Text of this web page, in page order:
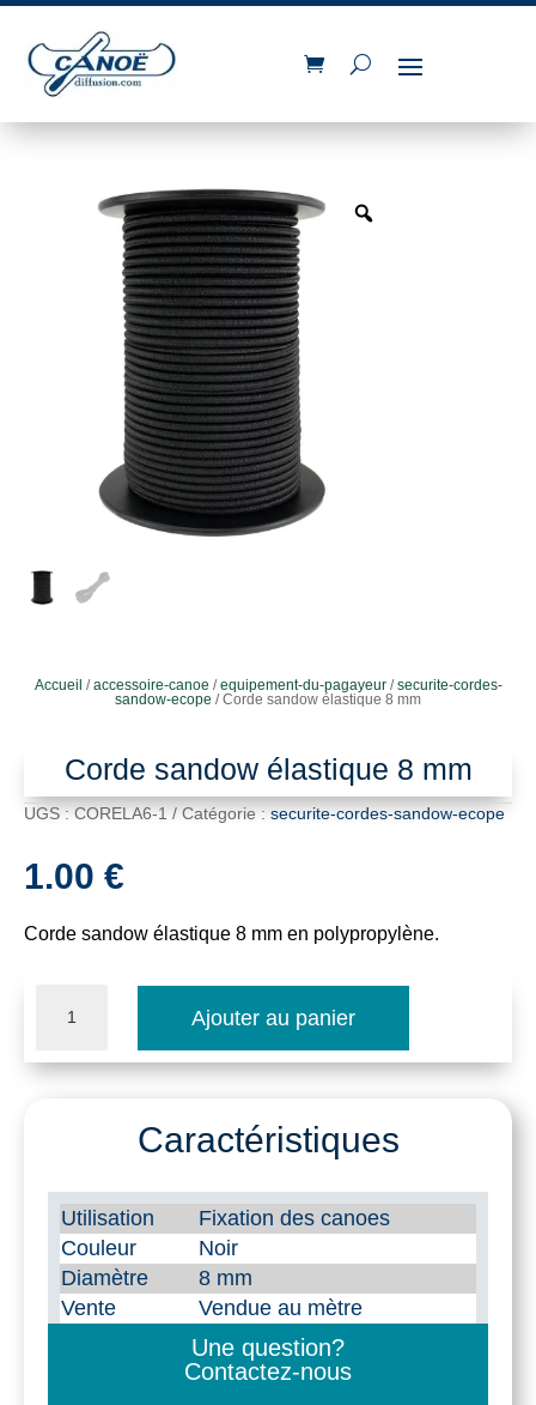
Accueil /accessoire-canoe /equipement-du-pagayeur/securite-cordes-
sandow-ecope / Corde sandow élastique 8 mm
Corde sandow élastique 8 mm
UGS :CORELA6-1 Catégorie :securite-cordes-sandow-ecope
1.00 €
Corde sandow élastique 8 mm en polypropylène.
mm
Ajouter au panier
Caractéristiques
Utilisation
Fixation des canoes
Couleur
Noir
Diamètre
8 mm
Vente
Vendue au mètre
Une question?
Contactez-nous